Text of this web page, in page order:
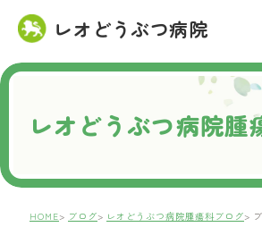
レオどうぶつ病院
ご予約について
レオどうぶつ病院腫
HOME ブログ レオどうぶつ病院腫瘍科ブログ